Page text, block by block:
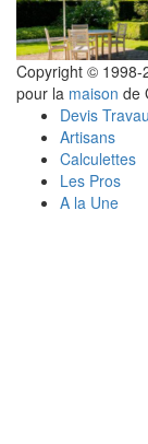
Copyright © 1998-
pour la maison de
Devis
Artisans
Calculettes
Les Pros
A la Une